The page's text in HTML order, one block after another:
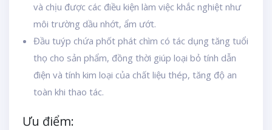
và chịu được các điều kiện làm việc khắc nghiệt như
môi trường dầu nhớt, ẩm ướt.
Đầu tuýp chứa phốt phát chìm có tác dụng tăng tuổi
thọ cho sản phẩm, đồng thời giúp loại bỏ tính dẫn
điện và tính kim loại của chất liệu thép, tăng độ an
toàn khi thao tác.
Ưu điểm: